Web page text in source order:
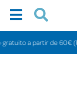
a partir de 60€